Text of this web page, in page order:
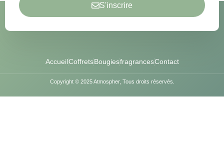
S'inscrire
AccueilCoffretsBougiesfragrancesContact
Copyright © 2025 Atmospher, Tous droits réservés.